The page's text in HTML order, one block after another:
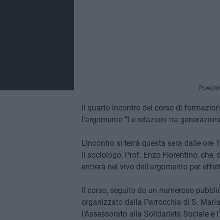
Il quarto incontro del corso di
l'argomento "Le relazioni tra
L'incontro si terrà questa sera dalle ore
il sociologo, Prof. Enzo Fiorentino,
entrerà nel vivo dell'argomento per
Il corso, seguito da un numeroso
organizzato dalla Parrocchia di S.
l'Assessorato alla Solidarietà Sociale